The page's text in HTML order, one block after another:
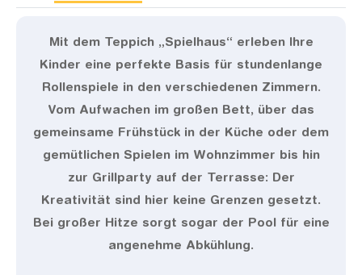
Mit dem Teppich „Spielhaus“ erleben Ihre
Kinder eine perfekte Basis für stundenlange
Rollenspiele in den verschiedenen Zimmern.
Vom Aufwachen im großen Bett, über das
gemeinsame Frühstück in der Küche oder dem
gemütlichen Spielen im Wohnzimmer bis hin
zur Grillparty auf der Terrasse: Der
Kreativität sind hier keine Grenzen gesetzt.
Bei großer Hitze sorgt sogar der Pool für eine
angenehme Abkühlung.